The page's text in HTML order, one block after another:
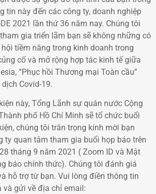
tin này đến các công ty, doanh nghiệp
2021 lần thứ 36 năm nay. Chúng tôi
gia triển lãm bạn sẽ không những có
tiềm năng trong kinh doanh trong
cố và mở rộng hợp tác kinh tế giữa
“Phục hồi Thương mại Toàn cầu”
Covid-19.
này, Tổng Lãnh sự quán nước Cộng
phố Hồ Chí Minh sẽ tổ chức buổi
chúng tôi trân trọng kính mời bạn
ty quan tâm tham gia buổi họp báo trên
tháng 9 năm 2021 ( Zoom ID và Mật
báo chính thức). Chúng tôi đánh giá
hỗ trợ từ bạn. Vui lòng điền thông tin
và gửi về địa chỉ email: